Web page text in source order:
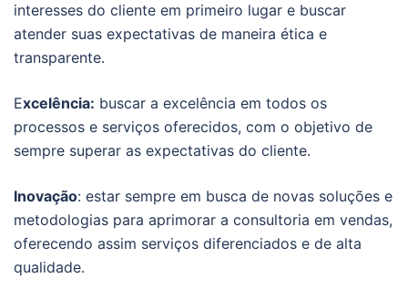
interesses do cliente em primeiro lugar e buscar
atender suas expectativas de maneira ética e
transparente.
Excelência: buscar a excelência em todos os
processos e serviços oferecidos, com o objetivo de
sempre superar as expectativas do cliente.
Inovação: estar sempre em busca de novas soluções e
metodologias para aprimorar a consultoria em vendas,
oferecendo assim serviços diferenciados e de alta
qualidade.